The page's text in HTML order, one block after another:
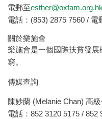
電郵至esther@oxfam.org.hk
電話：(853) 2875 7560 / 電
關於樂施會
樂施會是一個國際扶貧發
窮。
傳媒查詢
陳妙蘭 (Melanie Chan) 高
電話：852 3120 5175 / 852